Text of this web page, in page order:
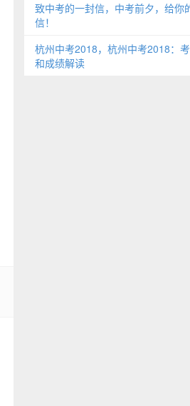
致中考的一封信，中考前夕，给你
信！
杭州中考2018，杭州中考2018：
和成绩解读